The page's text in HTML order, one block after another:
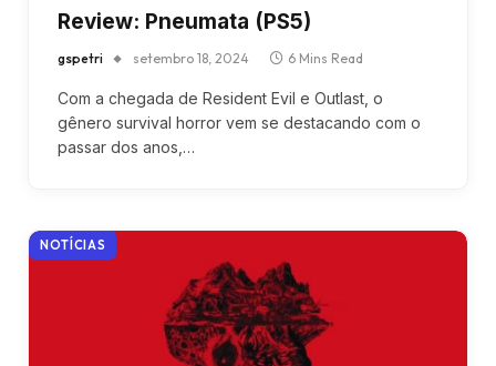
Review: Pneumata (PS5)
gspetri setembro 18, 2024 6 Mins Read
Com a chegada de Resident Evil e Outlast, o
gênero survival horror vem se destacando com o
passar dos anos,…
NOTÍCIAS